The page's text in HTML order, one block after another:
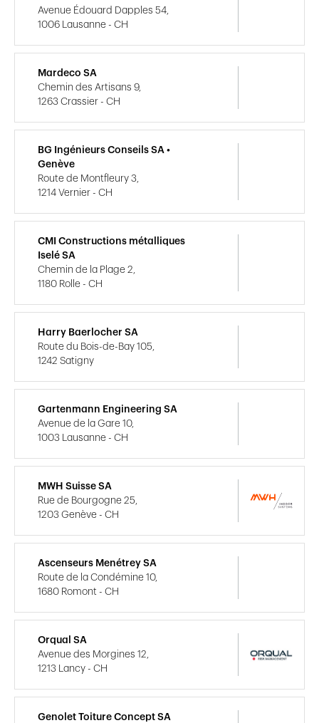
Avenue Édouard Dapples 54,
1006 Lausanne - CH
Mardeco SA
Chemin des Artisans 9,
1263 Crassier - CH
BG Ingénieurs Conseils SA •
Genève
Route de Montfleury 3,
1214 Vernier - CH
CMI Constructions métalliques
Iselé SA
Chemin de la Plage 2,
1180 Rolle - CH
Harry Baerlocher SA
Route du Bois-de-Bay 105,
1242 Satigny
Gartenmann Engineering SA
Avenue de la Gare 10,
1003 Lausanne - CH
MWH Suisse SA
Rue de Bourgogne 25,
1203 Genève - CH
Ascenseurs Menétrey SA
Route de la Condémine 10,
1680 Romont - CH
Orqual SA
Avenue des Morgines 12,
1213 Lancy - CH
Genolet Toiture Concept SA